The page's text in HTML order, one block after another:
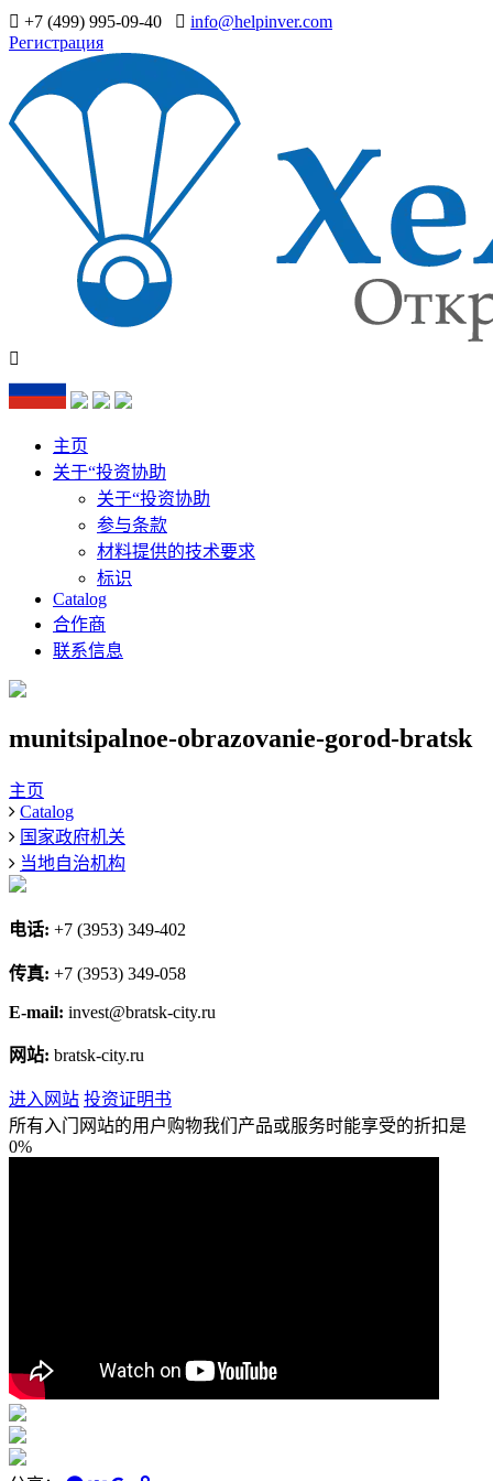
+7 (499) 995-09-40
info@helpinver.com
Регистрация
主页
关于“投资协助
关于“投资协助
参与条款
材料提供的技术要求
标识
Catalog
合作商
联系信息
munitsipalnoe-obrazovanie-gorod-bratsk
主页
Catalog
国家政府机关
当地自治机构
电话: +7 (3953) 349-402
传真: +7 (3953) 349-058
E-mail: invest@bratsk-city.ru
网站: bratsk-city.ru
进入网站 投资证明书
所有入门网站的用户购物我们产品或服务时能享受的折扣是
0%